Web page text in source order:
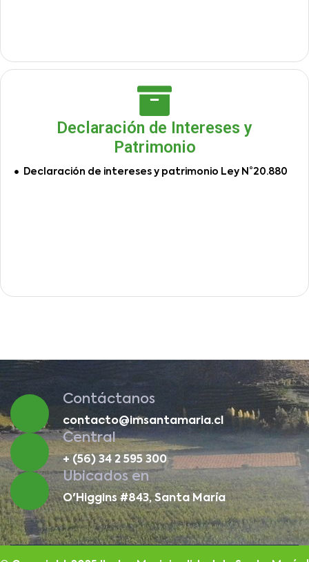
Declaración de Intereses y
Patrimonio
Declaración de intereses y patrimonio Ley N°20.880
Contáctanos
contacto@imsantamaria.cl
Central
+ (56) 34 2 595 300
Ubicados en
O'Higgins #843, Santa María